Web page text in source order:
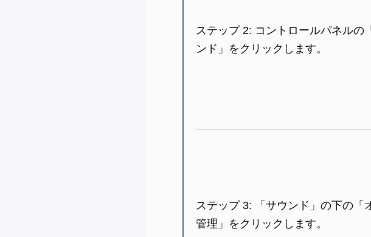
ステップ 2: コントロールパネルの
ンド」をクリックします。
ステップ 3: 「サウンド」の下の「
管理」をクリックします。